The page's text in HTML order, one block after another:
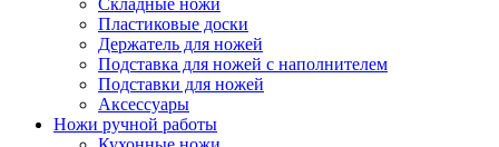
Складные ножи
Пластиковые доски
Держатель для ножей
Подставка для ножей с наполнителем
Подставки для ножей
Аксессуары
Ножи ручной работы